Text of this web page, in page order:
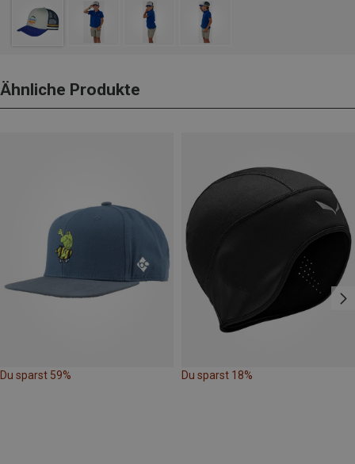
Ähnliche Produkte
Du sparst 59% Du sparst 18%